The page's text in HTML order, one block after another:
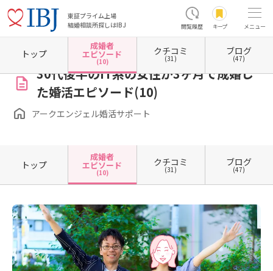
東証プライム上場
結婚相談所探しはIBJ
閲覧履歴 キープ メニュー
ホーム 東京都の結婚相談所 東京都新宿区 アークエンジェル婚活サポート 成婚者エ
30代後半のIT系の女性が3ヶ月で成婚し
た婚活エピソード(10)
アークエンジェル婚活サポート
トップ
成婚者
エピソード
(10)
クチコミ
(31)
ブログ
(47)
トップ
成婚者
エピソード
(10)
クチコミ
(31)
ブログ
(47)